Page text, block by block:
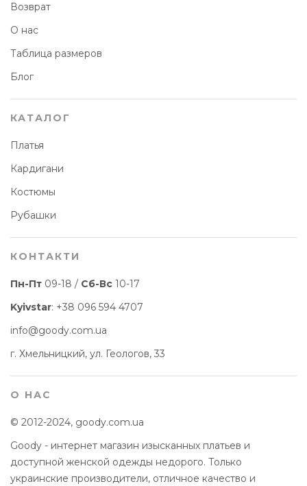
Возврат
О нас
Таблица размеров
Блог
КАТАЛОГ
Платья
Кардигани
Костюмы
Рубашки
КОНТАКТИ
Пн-Пт 09-18 / Сб-Вс 10-17
Kyivstar: +38 096 594 4707
info@goody.com.ua
г. Хмельницкий, ул. Геологов, 33
О НАС
© 2012-2024, goody.com.ua
Goody - интернет магазин изысканных платьев и
доступной женской одежды недорого. Только
украинские производители, отличное качество и